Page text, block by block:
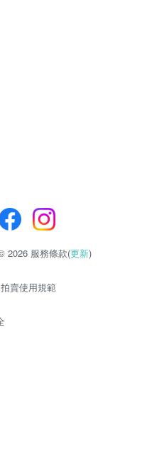
2026 服務條款(更新)
拍賣使用規範